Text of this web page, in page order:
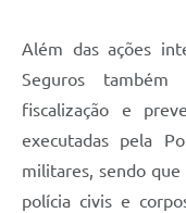
Além das ações
Seguros
fiscalização e
executadas pela
militares, sendo
polícia civis e